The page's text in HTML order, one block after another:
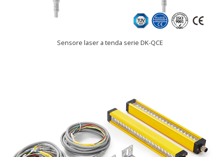
Sensore laser a tenda serie DK-QCE